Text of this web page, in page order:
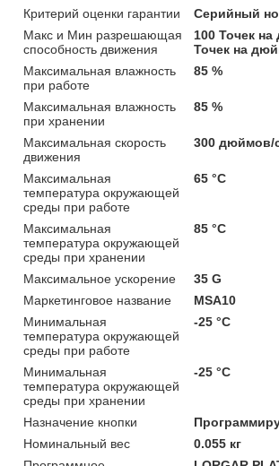
Критерий оценки гарантии
Серийный
Макс и Мин разрешающая
способность движения
100 Точек
Точек на
Максимальная влажность
при работе
85 %
Максимальная влажность
при хранении
85 %
Максимальная скорость
движения
300 дюймов/
Максимальная
температура окружающей
среды при работе
65 °C
Максимальная
температура окружающей
среды при хранении
85 °C
Максимальное ускорение
35 G
Маркетинговое название
MSA10
Минимальная
температура окружающей
среды при работе
-25 °C
Минимальная
температура окружающей
среды при хранении
-25 °C
Назначение кнопки
Номинальный вес
0.055 кг